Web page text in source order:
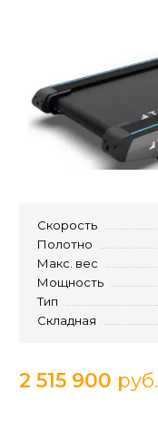
Скорость
Полотно
Макс. вес
Мощность
Тип
Складная
2 515 900 руб.